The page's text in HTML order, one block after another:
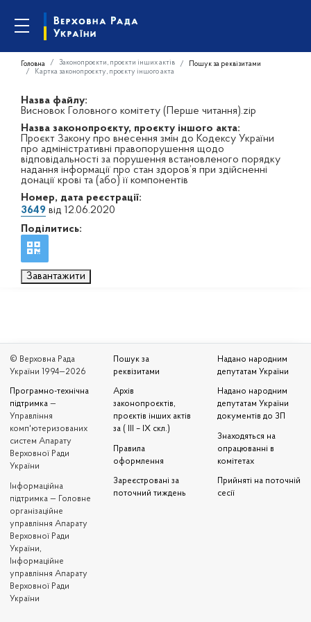
Головна Законопроєкти, проєкти інших актів
Пошук за реквізитами
Картка законопроєкту, проєкту іншого акта
Назва файлу:
Висновок Головного комітету (Перше читання).zip
Назва законопроєкту, проєкту іншого акта:
Проєкт Закону про внесення змін до Кодексу України
про адміністративні правопорушення щодо
відповідальності за порушення встановленого порядку
надання інформації про стан здоров’я при здійсненні
донації крові та (або) її компонентів
Номер, дата реєстрації:
3649 від 12.06.2020
Поділитись:
Завантажити
© Верховна Рада
України 1994—2026
Програмно-технічна
підтримка —
Управління
комп'ютеризованих
систем Апарату
Верховної Ради
України
Iнформаційна
підтримка — Головне
організаційне
управління Апарату
Верховної Ради
України,
Інформаційне
управління Апарату
Верховної Ради
України
Пошук за
реквізитами
Архів
законопроєктів,
проєктів інших актів
за ( III – IX скл.)
Правила
оформлення
Зареєстровані за
поточний тиждень
Надано народним
депутатам України
Надано народним
депутатам України
документів до ЗП
Знаходяться на
опрацюванні в
комітетах
Прийняті на поточній
сесії